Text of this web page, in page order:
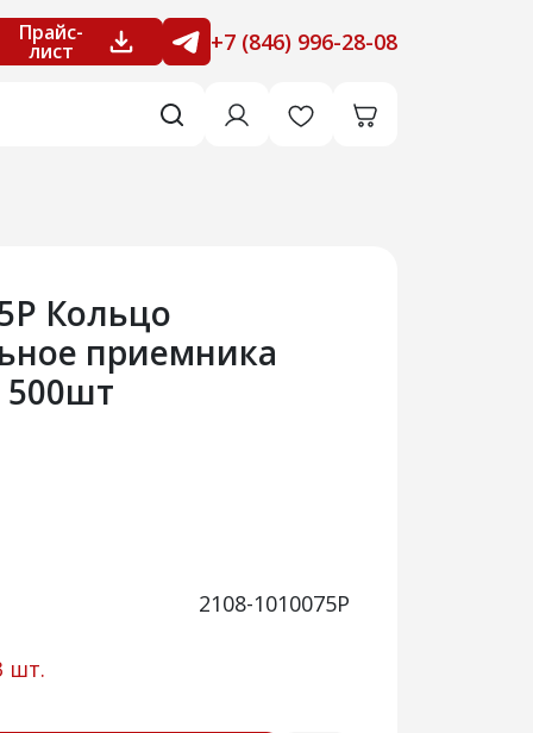
Прайс-
лист +7 (846) 996-28-08
Кольцо
приемника
500шт
2108-1010075Р
шт.